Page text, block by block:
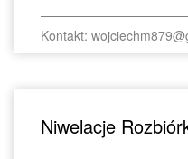
Kontakt:
Niwelacje